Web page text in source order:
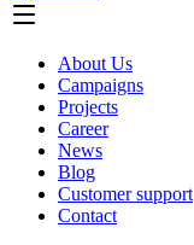
About Us
Campaigns
Projects
Career
News
Blog
Customer support
Contact